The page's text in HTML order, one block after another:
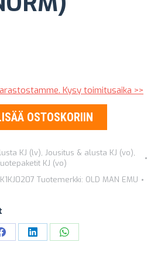
Kysy toimitusaika >>
OSTOSKORIIN
KJ (lv), Jousitus & alusta KJ (vo),
KJ (vo)
Tuotemerkki: OLD MAN EMU
Share Share Share